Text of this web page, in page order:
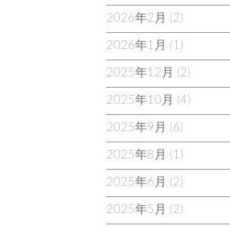
2026年2月 (2)
2026年1月 (1)
2025年12月 (2)
2025年10月 (4)
2025年9月 (6)
2025年8月 (1)
2025年6月 (2)
2025年5月 (2)